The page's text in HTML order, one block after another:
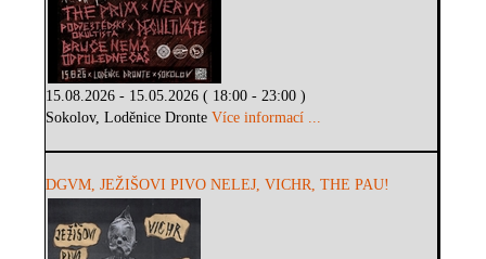
15.08.2026 - 15.05.2026 ( 18:00 - 23:00 )
Sokolov, Loděnice DronteVíce informací ...
DGVM, JEŽIŠOVI PIVO NELEJ, VICHR, THE PAU!